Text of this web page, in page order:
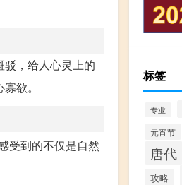
，给人心灵上的
欲。
受到的不仅是自然
标签
专业
元宵节
唐代
攻略